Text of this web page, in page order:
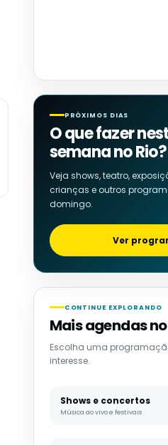
PRÓXIMOS DIAS
O que fazer
semana no Rio?
Veja shows, teatro,
crianças e outros
domingo.
Ver
CONTINUE EXPLORANDO
Mais agendas
Escolha uma
interesse.
Shows e concertos
Música ao vivo e festivais